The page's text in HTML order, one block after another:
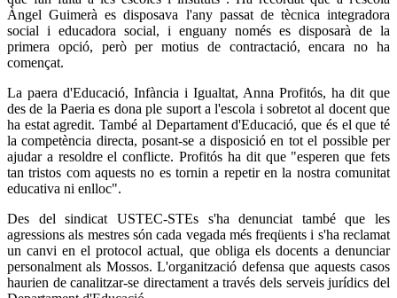
Àngel Guimerà es disposava l'any passat de tècnica integradora
social i educadora social, i enguany només es disposarà de la
primera opció, però per motius de contractació, encara no ha
començat.
La paera d'Educació, Infància i Igualtat, Anna Profitós, ha dit que
des de la Paeria es dona ple suport a l'escola i sobretot al docent que
ha estat agredit. També al Departament d'Educació, que és el que té
la competència directa, posant-se a disposició en tot el possible per
ajudar a resoldre el conflicte. Profitós ha dit que "esperen que fets
tan tristos com aquests no es tornin a repetir en la nostra comunitat
educativa ni enlloc".
Des del sindicat USTEC-STEs s'ha denunciat també que les
agressions als mestres són cada vegada més freqüents i s'ha reclamat
un canvi en el protocol actual, que obliga els docents a denunciar
personalment als Mossos. L'organització defensa que aquests casos
haurien de canalitzar-se directament a través dels serveis jurídics del